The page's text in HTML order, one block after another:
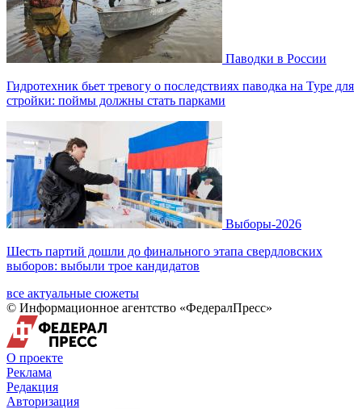
Паводки в России
Гидротехник бьет тревогу о последствиях паводка на Туре для
стройки: поймы должны стать парками
Выборы-2026
Шесть партий дошли до финального этапа свердловских
выборов: выбыли трое кандидатов
все актуальные сюжеты
© Информационное агентство «ФедералПресс»
О проекте
Реклама
Редакция
Авторизация